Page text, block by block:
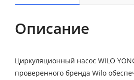
Описание
Циркуляционный насос WILO
проверенного бренда Wilo